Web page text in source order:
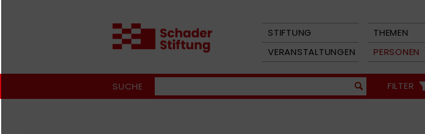
STIFTUNG THEMEN
VERANSTALTUNGEN
PERSONEN
SUCHE FILTER